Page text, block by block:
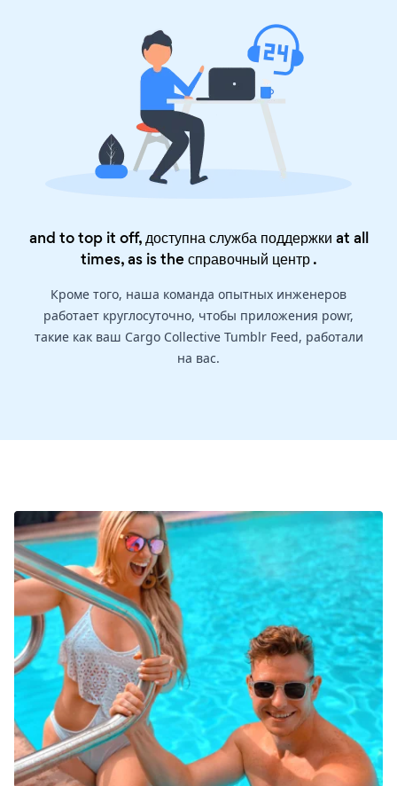
and to top it off, доступна служба поддержки at all
times, as is theсправочный центр.
Кроме того, наша команда опытных инженеров
работает круглосуточно, чтобы приложения powr,
такие как ваш Cargo Collective Tumblr Feed, работали
на вас.